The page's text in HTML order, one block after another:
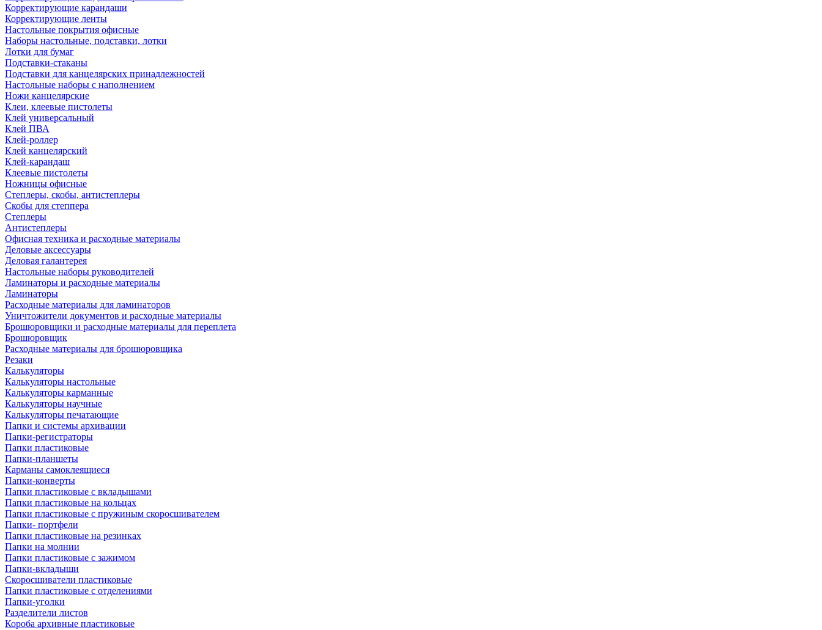
Корректирующие карандаши
Корректирующие ленты
Настольные покрытия офисные
Наборы настольные, подставки, лотки
Лотки для бумаг
Подставки-стаканы
Подставки для канцелярских принадлежностей
Настольные наборы с наполнением
Ножи канцелярские
Клеи, клеевые пистолеты
Клей универсальный
Клей ПВА
Клей-роллер
Клей канцелярский
Клей-карандаш
Клеевые пистолеты
Ножницы офисные
Степлеры, скобы, антистеплеры
Скобы для степпера
Степлеры
Антистеплеры
Офисная техника и расходные материалы
Деловые аксессуары
Деловая галантерея
Настольные наборы руководителей
Ламинаторы и расходные материалы
Ламинаторы
Расходные материалы для ламинаторов
Уничтожители документов и расходные материалы
Брошюровщики и расходные материалы для переплета
Брошюровщик
Расходные материалы для брошюровщика
Резаки
Калькуляторы
Калькуляторы настольные
Калькуляторы карманные
Калькуляторы научные
Калькуляторы печатающие
Папки и системы архивации
Папки-регистраторы
Папки пластиковые
Папки-планшеты
Карманы самоклеящиеся
Папки-конверты
Папки пластиковые с вкладышами
Папки пластиковые на кольцах
Папки пластиковые с пружиным скоросшивателем
Папки- портфели
Папки пластиковые на резинках
Папки на молнии
Папки пластиковые с зажимом
Папки-вкладыши
Скоросшиватели пластиковые
Папки пластиковые с отделениями
Папки-уголки
Разделители листов
Короба архивные пластиковые